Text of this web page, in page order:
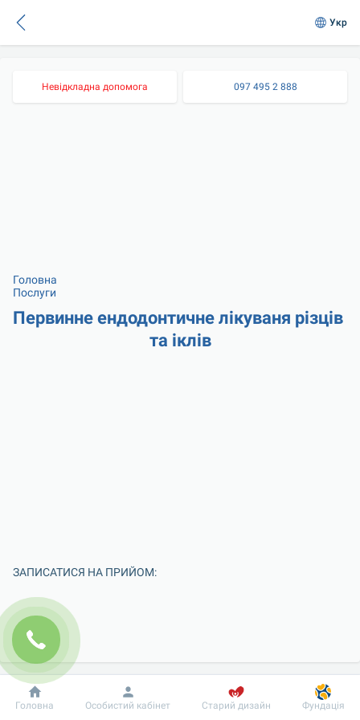
Укр
Невідкладна допомога 097 495 2 888
Головна
Послуги
Первинне ендодонтичне лікуваня різців
та іклів
ЗАПИСАТИСЯ НА ПРИЙОМ:
Добробут Інформація Пацієнту
Головна Особистий кабінет Старий дизайн Фундація